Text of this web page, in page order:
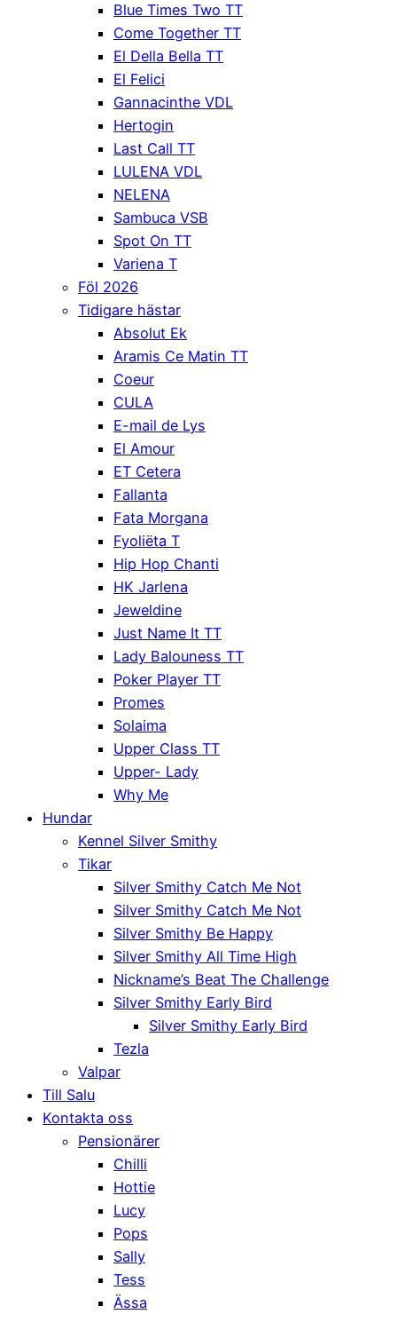
Blue Times Two TT
Come Together TT
El Della Bella TT
El Felici
Gannacinthe VDL
Hertogin
Last Call TT
LULENA VDL
NELENA
Sambuca VSB
Spot On TT
Variena T
Föl 2026
Tidigare hästar
Absolut Ek
Aramis Ce Matin TT
Coeur
CULA
E-mail de Lys
El Amour
ET Cetera
Fallanta
Fata Morgana
Fyoliëta T
Hip Hop Chanti
HK Jarlena
Jeweldine
Just Name It TT
Lady Balouness TT
Poker Player TT
Promes
Solaima
Upper Class TT
Upper- Lady
Why Me
Hundar
Kennel Silver Smithy
Tikar
Silver Smithy Catch Me Not
Silver Smithy Catch Me Not
Silver Smithy Be Happy
Silver Smithy All Time High
Nickname’s Beat The Challenge
Silver Smithy Early Bird
Silver Smithy Early Bird
Tezla
Valpar
Till Salu
Kontakta oss
Pensionärer
Chilli
Hottie
Lucy
Pops
Sally
Tess
Ässa